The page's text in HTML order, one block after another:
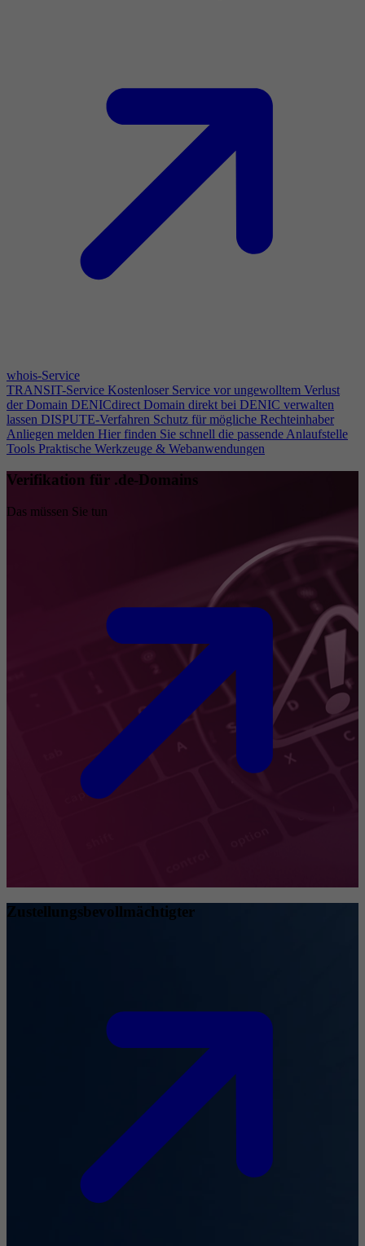
whois-Service
TRANSIT-Service Kostenloser Service vor ungewolltem Verlust
der Domain DENICdirect Domain direkt bei DENIC verwalten
lassen DISPUTE-Verfahren Schutz für mögliche Rechteinhaber
Anliegen melden Hier finden Sie schnell die passende Anlaufstelle
Tools Praktische Werkzeuge & Webanwendungen
Verifikation für .de-Domains
Das müssen Sie tun
Zustellungsbevollmächtigter